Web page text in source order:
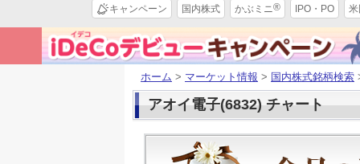
キャンペーン 国内株式 かぶミニ® IPO・PO
ホーム > マーケット情報 > 国内株式銘柄検索
アオイ電子(6832) チャート